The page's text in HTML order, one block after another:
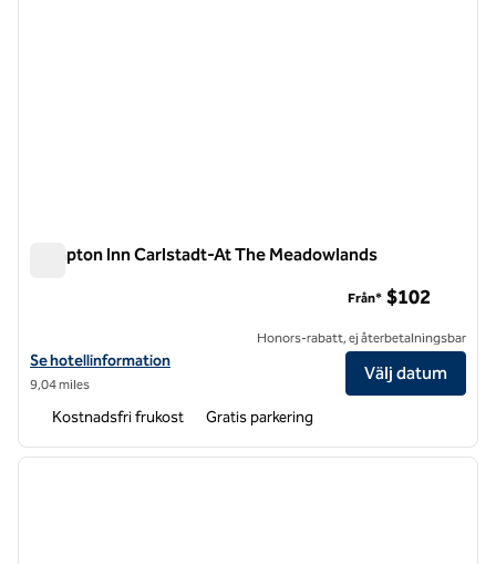
Hampton Inn Carlstadt-At The Meadowlands
Visa hotelldetaljer för Hampton Inn Carlstadt-At The Meadowlands
Se hotellinformation
9,04 miles
Från* $102
Honors-rabatt, ej återbetalningsbar
Välj datum
Kostnadsfri frukost Gratis parkering
1 av 12
nästa